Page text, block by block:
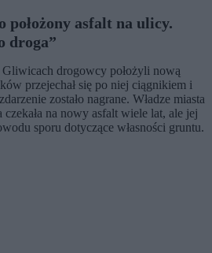
położony asfalt na ulicy.
droga”
drogowcy położyli nową
przejechał się po niej ciągnikiem i
zostało nagrane. Władze miasta
czekała na nowy asfalt wiele lat, ale jej
sporu dotyczące własności gruntu.